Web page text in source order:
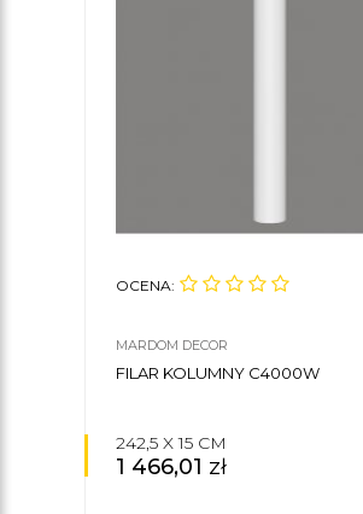
OCENA:
MARDOM DECOR
FILAR KOLUMNY C4000W
242,5 X 15 CM
1 466,01 zł